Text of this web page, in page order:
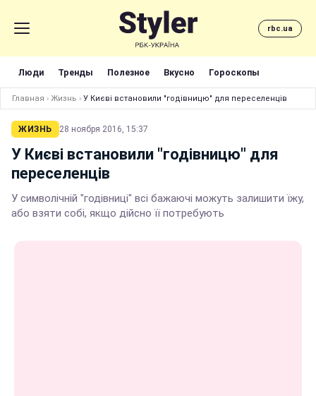
rbc.ua
Люди Тренды Полезное Вкусно Гороскопы
Главная › Жизнь › У Києві встановили "годівницю" для переселенців
ЖИЗНЬ 28 ноября 2016, 15:37
У Києві встановили "годівницю" для
переселенців
У символічній "годівниці" всі бажаючі можуть залишити їжу,
або взяти собі, якщо дійсно її потребують